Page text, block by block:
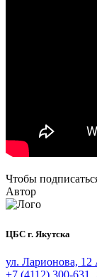
Чтобы
Автор
ЦБС г. Якутска
ул. Ларионова, 12